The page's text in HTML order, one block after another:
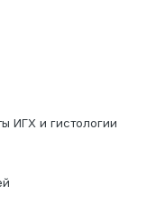
ИГХ и гистологии